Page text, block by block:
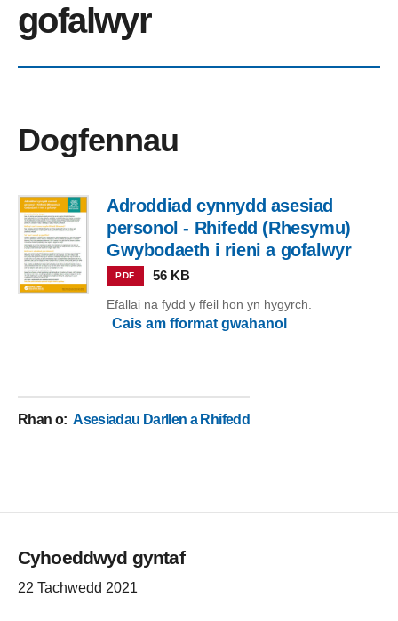
gofalwyr
Dogfennau
Adroddiad cynnydd asesiad
personol - Rhifedd (Rhesymu)
Gwybodaeth i rieni a gofalwyr
PDF 56 KB
Efallai na fydd y ffeil hon yn hygyrch.
Cais am fformat gwahanol
Rhan o:Asesiadau Darllen a Rhifedd
Cyhoeddwyd gyntaf
22 Tachwedd 2021